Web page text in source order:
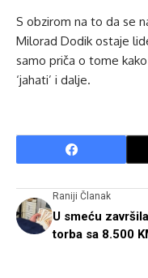
S obzirom na to da se
Milorad Dodik ostaje
samo priča o tome
‘jahati’ i dalje.
Raniji Članak
U smeću završila
torba sa 8.500